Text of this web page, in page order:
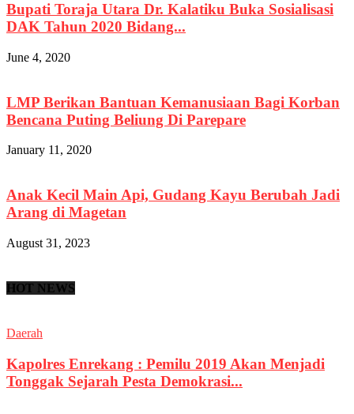
Bupati Toraja Utara Dr. Kalatiku Buka Sosialisasi
DAK Tahun 2020 Bidang...
June 4, 2020
LMP Berikan Bantuan Kemanusiaan Bagi Korban
Bencana Puting Beliung Di Parepare
January 11, 2020
Anak Kecil Main Api, Gudang Kayu Berubah Jadi
Arang di Magetan
August 31, 2023
HOT NEWS
Daerah
Kapolres Enrekang : Pemilu 2019 Akan Menjadi
Tonggak Sejarah Pesta Demokrasi...